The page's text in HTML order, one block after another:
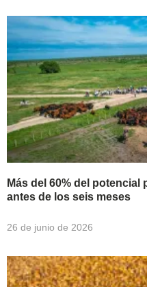
Más del 60% del
antes de los seis meses
26 de junio de 2026